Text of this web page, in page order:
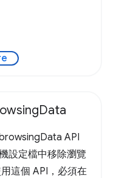
API
設定檔中移除瀏覽
這個 API，必須在